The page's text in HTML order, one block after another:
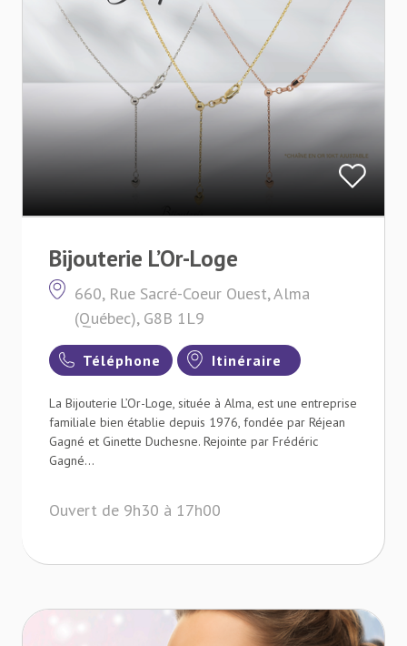
Bijouterie L’Or-Loge
660, Rue Sacré-Coeur Ouest, Alma
(Québec), G8B 1L9
Téléphone Itinéraire
La Bijouterie L’Or-Loge, située à Alma, est une entreprise
familiale bien établie depuis 1976, fondée par Réjean
Gagné et Ginette Duchesne. Rejointe par Frédéric
Gagné...
Ouvert de 9h30 à 17h00